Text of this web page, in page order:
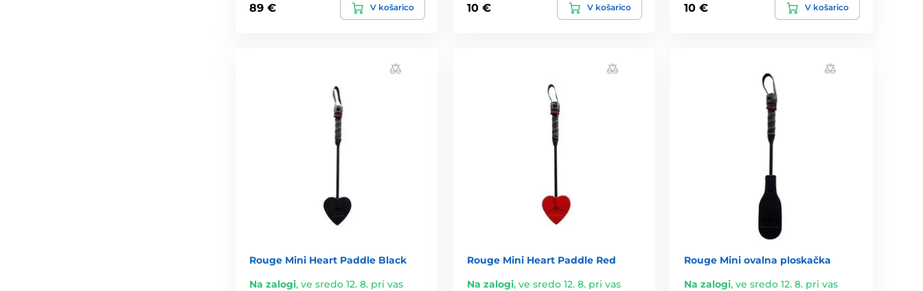
89 € V košarico 10 € V košarico 10 € V košarico
Rouge Mini Heart Paddle Black
Na zalogi, ve sredo 12. 8. pri vas
Rouge Mini Heart Paddle Red
Na zalogi, ve sredo 12. 8. pri vas
Rouge Mini ovalna ploskačka
Na zalogi,ve sredo 12. 8. pri vas